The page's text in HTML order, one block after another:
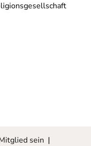
sein |